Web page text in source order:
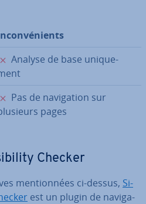
✗
Analyse de base uni­que­
✗
Pas de na­vi­ga­tion sur
pages
Checker
men­tion­nées ci-dessus, Si­
est un plugin de na­vi­ga­